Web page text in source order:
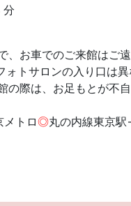
分
、お車でのご来館はご遠
トサロンの入り口は異
の際は、お足もとが不
メトロ◎丸の内線東京